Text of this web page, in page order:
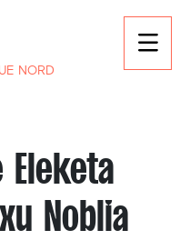
NORD
Noblia